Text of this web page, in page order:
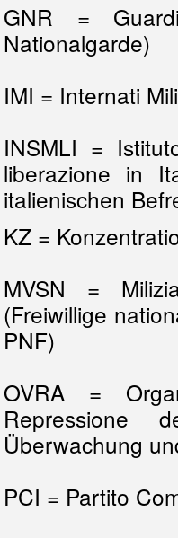
GNR =
Nationalgarde)
IMI = Internati
INSMLI =
liberazione in
italienischen
KZ =
MVSN =
(Freiwillige
PNF)
OVRA =
Repressione
Überwachung
PCI = Partito